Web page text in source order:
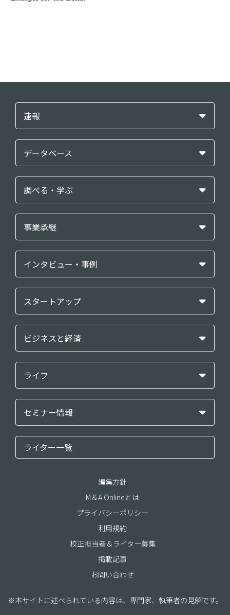
速報
データベース
調べる・学ぶ
事業承継
インタビュー・事例
スタートアップ
ビジネスと経済
ライフ
セミナー情報
ライター一覧
編集方針
M＆A Onlineとは
プライバシーポリシー
利用規約
校正担当者＆ライター募集
掲載記事
お問い合わせ
※本サイトに述べられている内容は、専門家、執筆者の見解です。